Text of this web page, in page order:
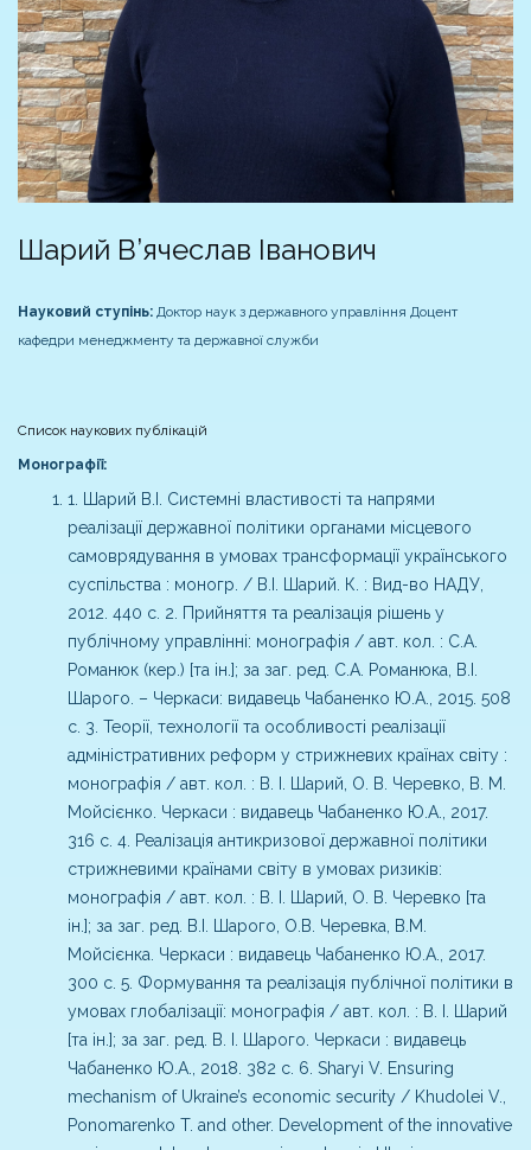
Шарий В’ячеслав Іванович
Науковий ступінь: Доктор наук з державного управління Доцент
кафедри менеджменту та державної служби
Список наукових публікацій
Монографії:
1. Шарий В.І. Системні властивості та напрями
реалізації державної політики органами місцевого
самоврядування в умовах трансформації українського
суспільства : моногр. / В.І. Шарий. К. : Вид-во НАДУ,
2012. 440 с. 2. Прийняття та реалізація рішень у
публічному управлінні: монографія / авт. кол. : С.А.
Романюк (кер.) [та ін.]; за заг. ред. С.А. Романюка, В.І.
Шарого. – Черкаси: видавець Чабаненко Ю.А., 2015. 508
с. 3. Теорії, технології та особливості реалізації
адміністративних реформ у стрижневих країнах світу :
монографія / авт. кол. : В. І. Шарий, О. В. Черевко, В. М.
Мойсієнко. Черкаси : видавець Чабаненко Ю.А., 2017.
316 с. 4. Реалізація антикризової державної політики
стрижневими країнами світу в умовах ризиків:
монографія / авт. кол. : В. І. Шарий, О. В. Черевко [та
ін.]; за заг. ред. В.І. Шарого, О.В. Черевка, В.М.
Мойсієнка. Черкаси : видавець Чабаненко Ю.А., 2017.
300 с. 5. Формування та реалізація публічної політики в
умовах глобалізації: монографія / авт. кол. : В. І. Шарий
[та ін.]; за заг. ред. В. І. Шарого. Черкаси : видавець
Чабаненко Ю.А., 2018. 382 с. 6. Sharyi V. Ensuring
mechanism of Ukraine’s economic security / Khudolei V.,
Ponomarenko T. and other. Development of the innovative